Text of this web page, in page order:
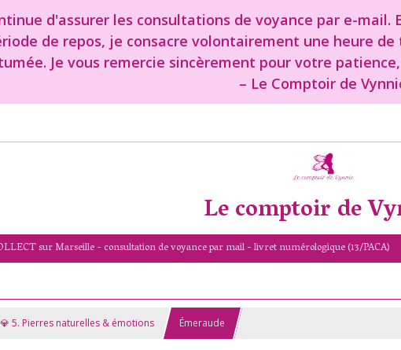
d'assurer les consultations de voyance par e-
de repos, je consacre volontairement une heure
Je vous remercie sincèrement pour votre
– Le Comptoir de
Le comptoir de
sur Marseille - consultation de voyance par mail - livret numérologique (13/PACA)
💎 5. Pierres naturelles & émotions Émeraude